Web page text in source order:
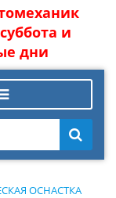
и
дни
ОСНАСТКА